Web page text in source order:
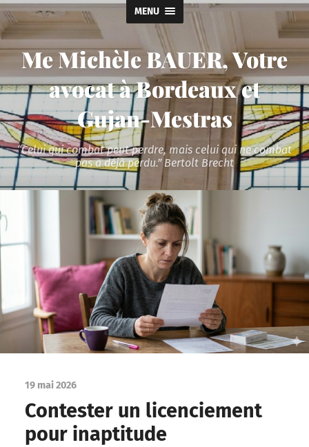
MENU
Me Michèle BAUER, Votre
avocat à Bordeaux et
Gujan-Mestras
“Celui qui combat peut perdre, mais celui qui ne combat
pas a déjà perdu.” Bertolt Brecht
19 mai 2026
Contester un licenciement
pour inaptitude